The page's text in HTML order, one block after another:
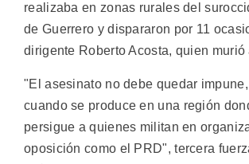
realizaba en zonas rurales del
de Guerrero y dispararon por 11
dirigente Roberto Acosta, quien murió
"El asesinato no debe quedar
cuando se produce en una región
persigue a quienes militan en
oposición como el PRD", tercera